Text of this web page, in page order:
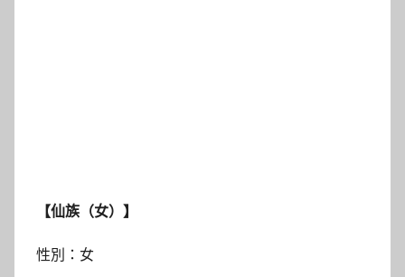
【仙族（女）】
性別：女